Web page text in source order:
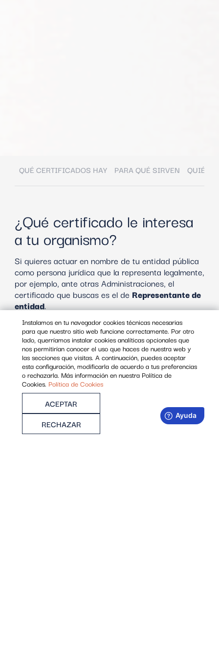
QUÉ CERTIFICADOS HAY PARA QUÉ SIRVEN QUIÉN
¿Qué certificado le interesa
a tu organismo?
Si quieres actuar en nombre de tu entidad pública
como persona jurídica que la representa legalmente,
por ejemplo, ante otras Administraciones, el
certificado que buscas es el de Representante de
entidad.
Si lo que necesitas es que te identifique como
persona física y se reconozca tu vínculo laboral con
el organismo público para el que trabajas, tu
certificado es el deEmpleado público. Este
certificado no permite representar a la persona
jurídica.
Por último, si lo que buscas es anonimizar la
identidad de los trabajadores de tu organismo
público, el certificado que te interesa es
Instalamos en tu navegador cookies técnicas necesarias
para que nuestro sitio web funcione correctamente. Por otro
lado, querríamos instalar cookies analíticas opcionales que
nos permitirían conocer el uso que haces de nuestra web y
las secciones que visitas. A continuación, puedes aceptar
esta configuración, modificarla de acuerdo a tus preferencias
o rechazarla. Más información en nuestra Política de
Cookies. Política de Cookies
ACEPTAR
RECHAZAR